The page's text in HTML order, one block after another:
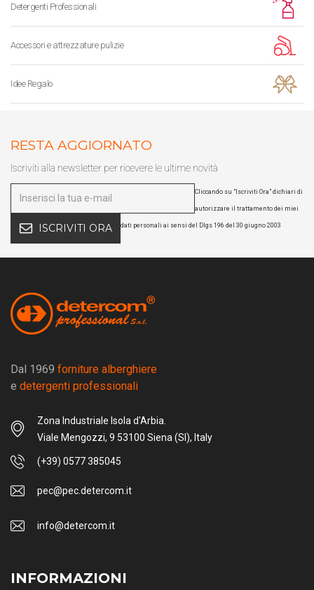
Detergenti Professionali
Accessori e attrezzature pulizie
Idee Regalo
RESTA AGGIORNATO
Iscriviti alla newsletter per ricevere le ultime novità
ISCRIVITI ORA
Cliccando su "Iscriviti Ora" dichiari di
autorizzare il trattamento dei miei
dati personali ai sensi del Dlgs 196 del 30 giugno 2003
Dal 1969 forniture alberghiere
e detergenti professionali
Zona Industriale Isola d'Arbia.
Viale Mengozzi, 9 53100 Siena (SI), Italy
(+39) 0577 385045
pec@pec.detercom.it
info@detercom.it
INFORMAZIONI